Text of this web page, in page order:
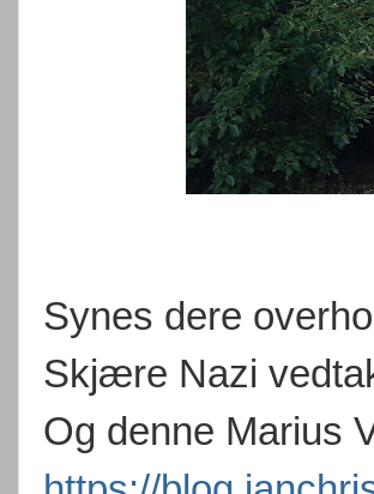
Synes dere
Skjære Nazi
Og denne Marius